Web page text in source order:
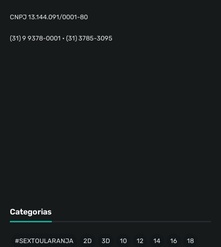
CNPJ 13.144.091/0001-80
(31) 9 9378-0001 • (31) 3785-3095
Categorias
#SEXTOULARANJA 2D 3D 10 12 14 16 18